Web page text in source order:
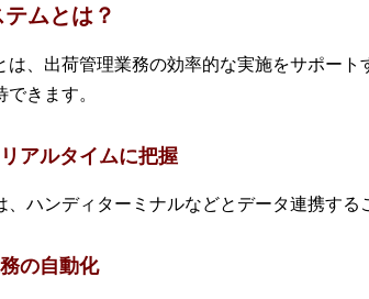
ムとは？
は、出荷管理業務の効率的な実施をサポー
きます。
アルタイムに把握
、ハンディターミナルなどとデータ連携す
の自動化